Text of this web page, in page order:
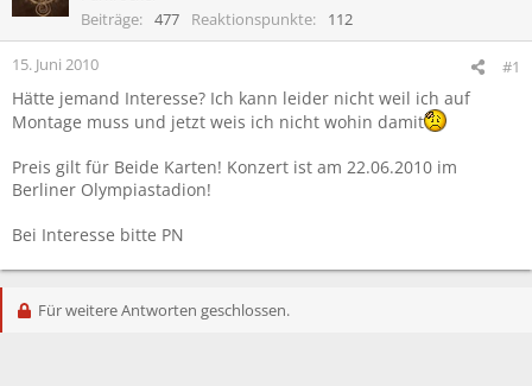
r
a
m
Beiträge
477 Reaktionspunkte 112
15. Juni 2010 #1
Hätte jemand Interesse? Ich kann leider nicht weil ich auf
Montage muss und jetzt weis ich nicht wohin damit
Preis gilt für Beide Karten! Konzert ist am 22.06.2010 im
Berliner Olympiastadion!
Bei Interesse bitte PN
Für weitere Antworten geschlossen.